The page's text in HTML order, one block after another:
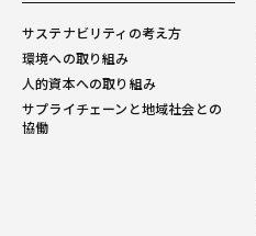
サステナビリティの考え方
環境への取り組み
人的資本への取り組み
サプライチェーンと地域社会との
協働